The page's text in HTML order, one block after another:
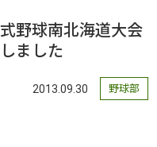
野球南北海道大会
ました
2013.09.30 野球部